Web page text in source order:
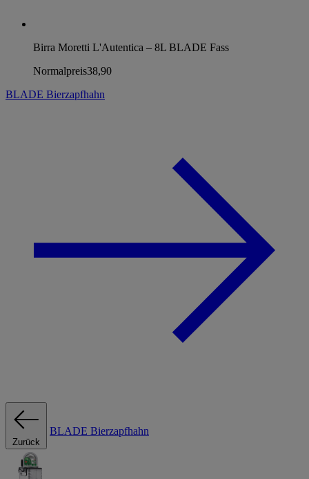
Birra Moretti L'Autentica – 8L BLADE Fass
Normalpreis38,90
BLADE Bierzapfhahn
Zurück
BLADE Bierzapfhahn